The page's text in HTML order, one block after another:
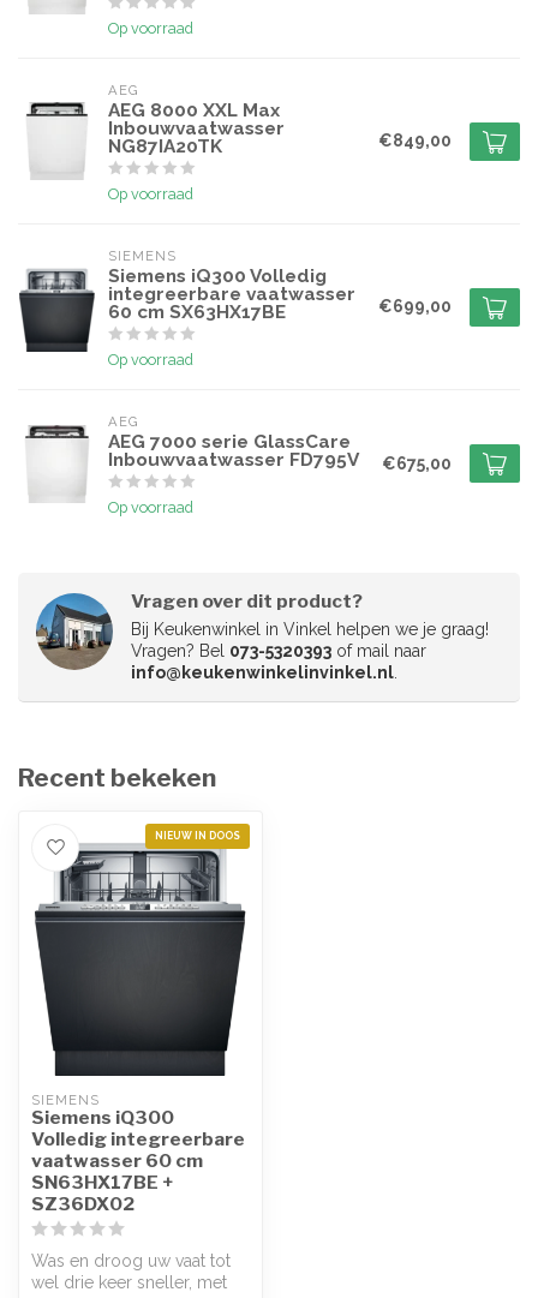
Op voorraad
AEG
AEG 8000 XXL Max
Inbouwvaatwasser
NG87IA20TK
Op voorraad
€849,00
SIEMENS
Siemens iQ300 Volledig
integreerbare vaatwasser
60 cm SX63HX17BE
Op voorraad
€699,00
AEG
AEG 7000 serie GlassCare
Inbouwvaatwasser FD795V
Op voorraad
€675,00
Vragen over dit product?
Bij Keukenwinkel in Vinkel helpen we je graag!
Vragen? Bel 073-5320393 of mail naar
info@keukenwinkelinvinkel.nl.
Recent bekeken
NIEUW IN DOOS
SIEMENS
Siemens iQ300
Volledig integreerbare
vaatwasser 60 cm
SN63HX17BE +
SZ36DX02
Was en droog uw vaat tot
wel drie keer sneller, met